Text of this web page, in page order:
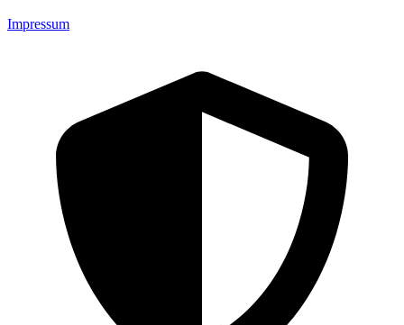
Impressum